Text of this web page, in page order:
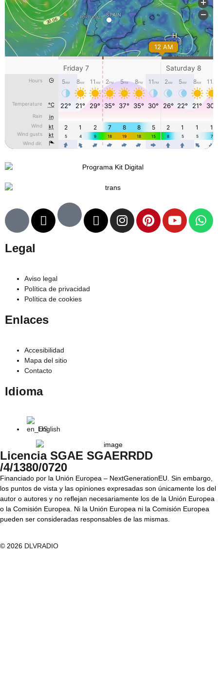
Legal
Aviso legal
Política de privacidad
Política de cookies
Enlaces
Accesibilidad
Mapa del sitio
Contacto
Idioma
English
Licencia SGAE SGAERRDD
/4/1380/0720
Financiado por la Unión Europea – NextGenerationEU. Sin embargo,
los puntos de vista y las opiniones expresadas son únicamente los del
autor o autores y no reflejan necesariamente los de la Unión Europea
o la Comisión Europea. Ni la Unión Europea ni la Comisión Europea
pueden ser consideradas responsables de las mismas.
© 2026 DLVRADIO